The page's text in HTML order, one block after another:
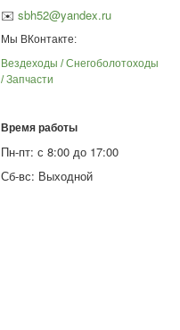
✉️ sbh52@yandex.ru
Мы ВКонтакте:
Вездеходы / Снегоболотоходы
/ Запчасти
Время работы
Пн-пт: с 8:00 до 17:00
Сб-вс: Выходной